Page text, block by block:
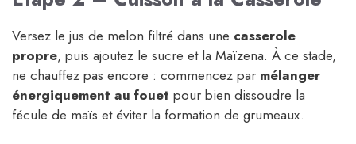
Versez le jus de melon filtré dans une casserole
propre, puis ajoutez le sucre et la Maïzena. À ce stade,
ne chauffez pas encore : commencez par mélanger
énergiquement au fouet pour bien dissoudre la
fécule de maïs et éviter la formation de grumeaux.